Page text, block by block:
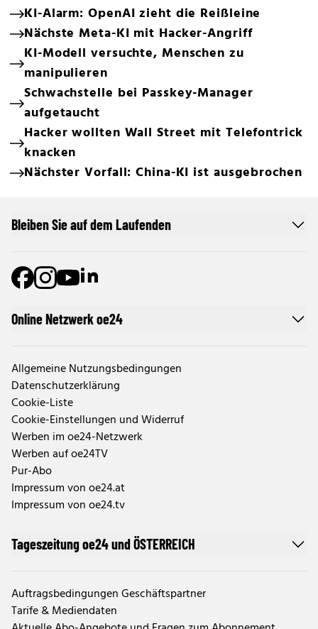
KI-Alarm: OpenAI zieht die Reißleine
Nächste Meta-KI mit Hacker-Angriff
KI-Modell versuchte, Menschen zu
manipulieren
Schwachstelle bei Passkey-Manager
aufgetaucht
Hacker wollten Wall Street mit Telefontrick
knacken
Nächster Vorfall: China-KI ist ausgebrochen
Online Netzwerk oe24
Allgemeine Nutzungsbedingungen
Datenschutzerklärung
Cookie-Liste
Cookie-Einstellungen und Widerruf
Werben im oe24-Netzwerk
Werben auf oe24TV
Pur-Abo
Impressum von oe24.at
Impressum von oe24.tv
Tageszeitung oe24 und ÖSTERREICH
Auftragsbedingungen Geschäftspartner
Tarife & Mediendaten
Bleiben Sie auf dem Laufenden